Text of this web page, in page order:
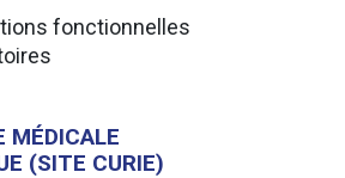
fonctionnelles
MÉDICALE
(SITE CURIE)